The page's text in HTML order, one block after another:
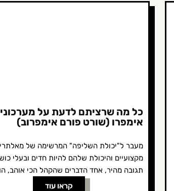
כל מה שרציתם לדעת על מערכוני
אימפרו (שורט פורם אימפרוב)
מעבר ל"יכולת השליפה" המרשימה של
מקצועיים והיכולת שלהם להיות חדים ובעלי
תגובה מהיר, אחד הדברים שהקהל הכי אוהב,
לראות את השחקנים מתחבטים ומנסים לפתור
קראו עוד